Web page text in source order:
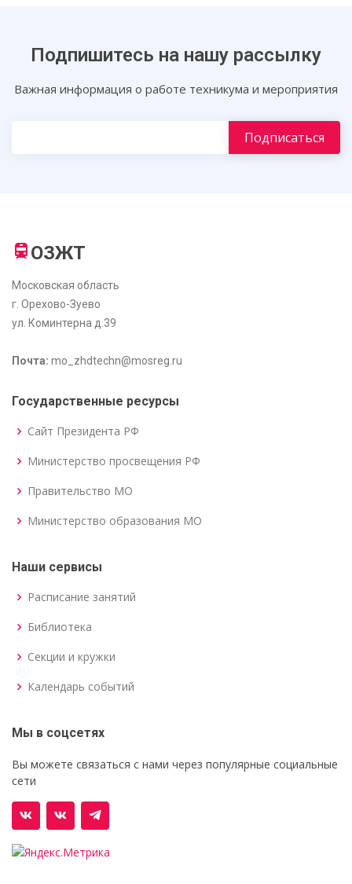
Подпишитесь на нашу рассылку
Важная информация о работе техникума и мероприятия
ОЗЖТ
Московская область
г. Орехово-Зуево
ул. Коминтерна д.39
Почта: mo_zhdtechn@mosreg.ru
Государственные ресурсы
Сайт Президента РФ
Министерство просвещения РФ
Правительство МО
Министерство образования МО
Наши сервисы
Расписание занятий
Библиотека
Секции и кружки
Календарь событий
Мы в соцсетях
Вы можете связаться с нами через популярные социальные
сети